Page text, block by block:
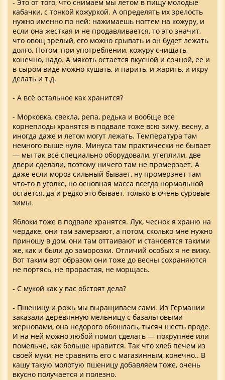
- Это от того, что снимаем мы летом в пищу молодые
кабачки, с тонкой кожуркой. А определять их зрелость
нужно именно по ней: нажимаешь ногтем на кожуру, и
если она жесткая и не продавливается, то это значит,
что овощ зрелый, его можно срывать и он будет лежать
долго. Потом, при употреблении, кожуру счищать,
конечно, надо. А мякоть остается вкусной и сочной, ее и
в сыром виде можно кушать, и парить, и жарить, и икру
делать и т.д.
- А всё остальное как хранится?
- Морковка, свекла, репа, редька и вообще все
корнеплоды хранятся в подвале тоже всю зиму, весну, а
иногда даже и летом могут лежать. Температура там
немного выше нуля. Минуса там практически не бывает
— мы так всё специально оборудовали, утеплили, две
двери сделали, поэтому ничего там не промерзает. А
даже если мороз сильный бывает, ну промерзнет там
что-то в уголке, но основная масса всегда нормальной
остается, да и редко это бывает, только в очень суровые
зимы.
Яблоки тоже в подвале хранятся. Лук, чеснок я храню на
чердаке, они там замерзают, а потом, сколько мне нужно
приношу в дом, они там оттаивают и становятся такими
же, как и были до заморозки. Отличий особых я не вижу.
Вот таким вот образом они тоже до весны сохраняются
не портясь, не прорастая, не морщась.
- С мукой как у вас обстоят дела?
- Пшеницу и рожь мы выращиваем сами. Из Германии
заказали деревянную мельницу с базальтовыми
жерновами, она недорого обошлась, тысяч шесть вроде.
И на ней можно любой помол сделать — покрупнее или
помельче, как больше нравится. Так что хлеб печем из
своей муки, не сравнить его с магазинным, конечно.. В
кашу такую молотую пшеницу добавляем тоже, очень
вкусно получается и полезно.